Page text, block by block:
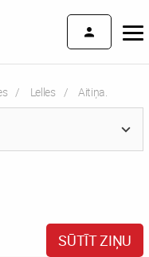
Lelles Current:
Aitiņa.
SŪTĪT ZIŅU